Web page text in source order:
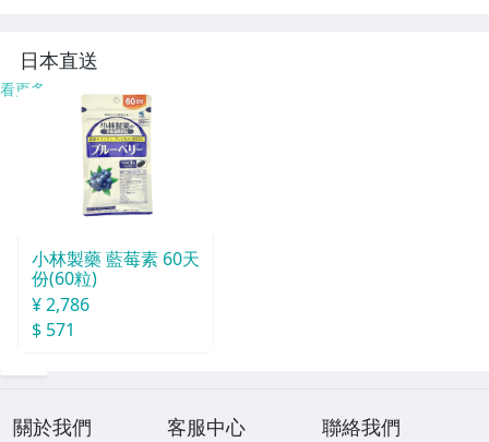
日本直送
看更多
小林製藥 藍莓素 60天
份(60粒)
¥ 2,786
$ 571
關於我們 客服中心 聯絡我們